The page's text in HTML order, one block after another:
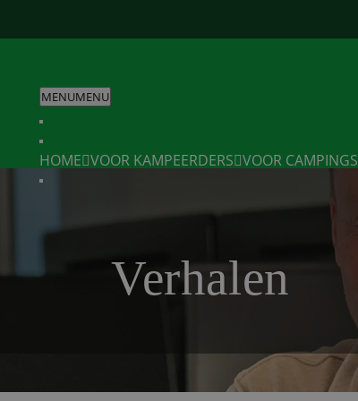
MENUMENU
HOME VOOR KAMPEERDERS VOOR CAMPINGS
Verhalen